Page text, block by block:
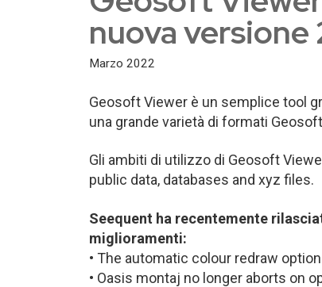
nuova versione
Marzo 2022
Geosoft Viewer è un semplice tool
una grande varietà di formati
Gli ambiti di utilizzo di Geosoft
public data, databases and xyz files.
Seequent ha recentemente
miglioramenti:
• The automatic colour redraw
• Oasis montaj no longer aborts on